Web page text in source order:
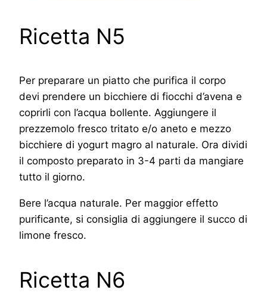
Ricetta N5
Per preparare un piatto che purifica il corpo
devi prendere un bicchiere di fiocchi d’avena e
coprirli con l’acqua bollente. Aggiungere il
prezzemolo fresco tritato e/o aneto e mezzo
bicchiere di yogurt magro al naturale. Ora dividi
il composto preparato in 3-4 parti da mangiare
tutto il giorno.
Bere l’acqua naturale. Per maggior effetto
purificante, si consiglia di aggiungere il succo di
limone fresco.
Ricetta N6